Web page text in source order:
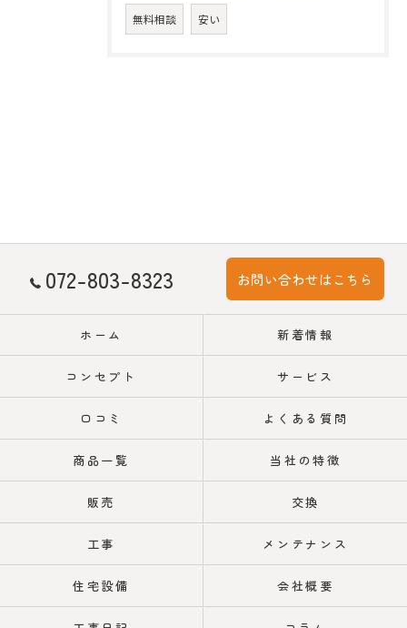
無料相談 安い
072-803-8323 お問い合わせはこちら
ホーム 新着情報
コンセプト サービス
口コミ よくある質問
商品一覧 当社の特徴
販売 交換
工事 メンテナンス
住宅設備 会社概要